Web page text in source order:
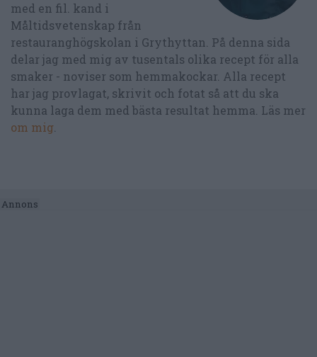
med en fil. kand i
Måltidsvetenskap från
restauranghögskolan i Grythyttan. På denna sida
delar jag med mig av tusentals olika recept för alla
smaker - noviser som hemmakockar. Alla recept
har jag provlagat, skrivit och fotat så att du ska
kunna laga dem med bästa resultat hemma. Läs mer
om mig.